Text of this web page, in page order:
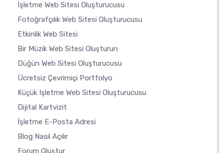
İşletme Web Sitesi Oluşturucusu
Fotoğrafçılık Web Sitesi Oluşturucusu
Etkinlik Web Sitesi
Bir Müzik Web Sitesi Oluşturun
Düğün Web Sitesi Oluşturucusu
Ücretsiz Çevrimiçi Portfolyo
Küçük Işletme Web Sitesi Oluşturucusu
Dijital Kartvizit
İşletme E-Posta Adresi
Blog Nasıl Açılır
Forum Oluştur